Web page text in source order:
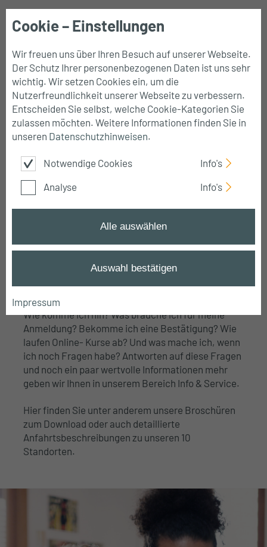
Navigation
Info & Service
Wissenswertes rund um unsere
Seminare.
Wie komme ich hin? Was brauche ich für meine
Anmeldung? Bekomme ich eine Bestätigung? Wie
laufen Online- Kurse ab? Und was mache ich, wenn
ich noch Fragen habe? Antworten auf diese Fragen
und noch ein paar wertvolle Informationen mehr
geben wir Ihnen in unserem Bereich Info & Service.
Hier finden Sie unter anderem unsere Broschüren
zum Download oder auch detaillierte
Anfahrtsbeschreibungen zu unseren 10
Standorten.
Cookie – Einstellungen
Wir freuen uns über Ihren Besuch auf unserer Webseite.
Der Schutz Ihrer personenbezogenen Daten ist uns sehr
wichtig. Wir setzen Cookies ein, um die
Nutzerfreundlichkeit unserer Webseite zu verbessern.
Entscheiden Sie selbst, welche Cookie-Kategorien Sie
zulassen möchten. Weitere Informationen finden Sie in
unseren Datenschutzhinweisen.
Notwendige Cookies
Info's
Analyse
Info's
Alle auswählen
Auswahl bestätigen
Impressum